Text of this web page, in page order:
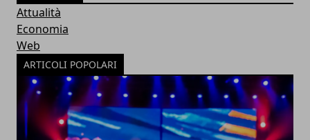
Attualità
Economia
Web
ARTICOLI POPOLARI